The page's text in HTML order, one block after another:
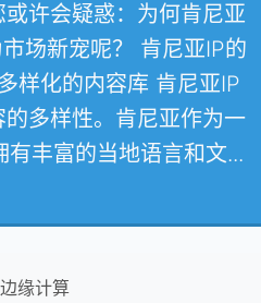
许会疑惑：为何肯尼亚
场新宠呢？ 肯尼亚IP的
样化的内容库 肯尼亚IP
多样性。肯尼亚作为一
丰富的当地语言和文...
边缘计算